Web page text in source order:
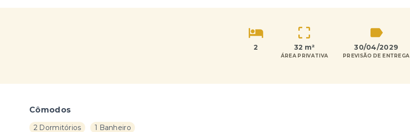
2 32 m²
ÁREA PRIVATIVA
30/04/2029
PREVISÃO DE ENTREGA
Cômodos
2 Dormitórios 1 Banheiro